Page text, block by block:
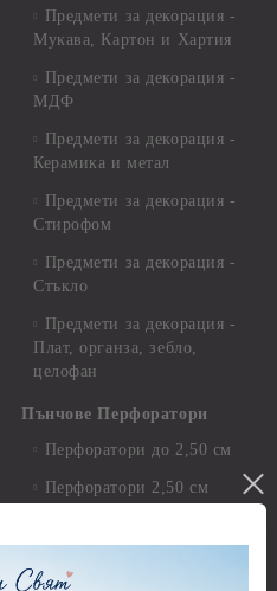
Предмети за декорация -
Мукава, Картон и Хартия
Предмети за декорация -
МДФ
Предмети за декорация -
Керамика и метал
Предмети за декорация -
Стирофом
Предмети за декорация -
Стъкло
Предмети за декорация -
Плат, органза, зебло,
целофан
Пънчове Перфоратори
Перфоратори до 2,50 см
Перфоратори 2,50 см